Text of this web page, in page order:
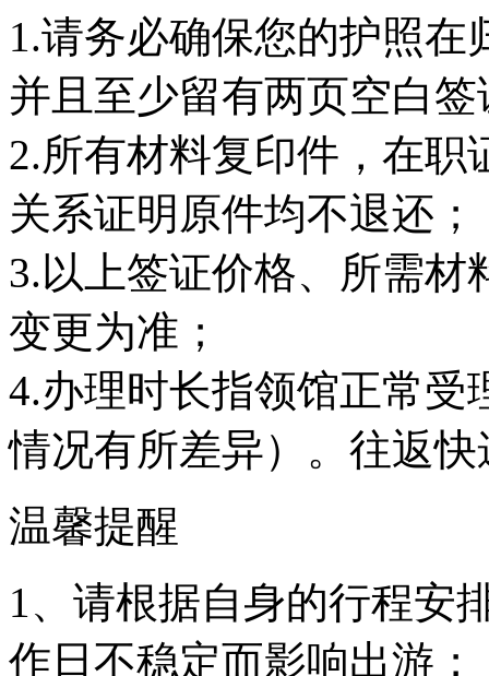
1.请务必确保您的护照
并且至少留有两页空白签
2.所有材料复印件，在
关系证明原件均不退还；
3.以上签证价格、所需
变更为准；
4.办理时长指领馆正常受
情况有所差异）。往返
温馨提醒
1、请根据自身的行程安
作日不稳定而影响出游；